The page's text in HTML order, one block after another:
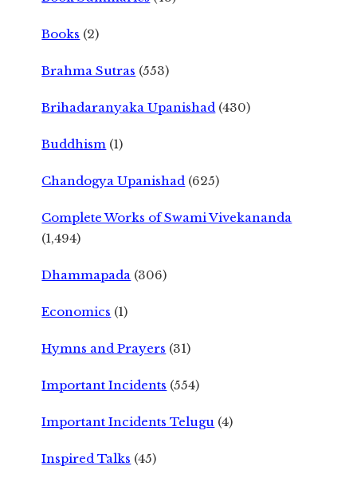
Books (2)
Brahma Sutras (553)
Brihadaranyaka Upanishad (430)
Buddhism (1)
Chandogya Upanishad (625)
Complete Works of Swami Vivekananda
(1,494)
Dhammapada (306)
Economics (1)
Hymns and Prayers (31)
Important Incidents (554)
Important Incidents Telugu (4)
Inspired Talks (45)